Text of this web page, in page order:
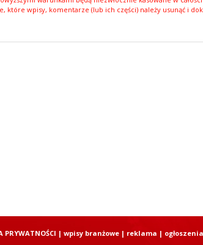
które wpisy, komentarze (lub ich części) należy usunąć i
PRYWATNOŚCI | wpisy branżowe| reklama |